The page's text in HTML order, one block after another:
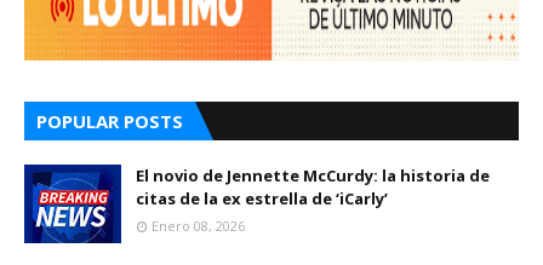
POPULAR POSTS
El novio de Jennette McCurdy: la historia de
citas de la ex estrella de ‘iCarly’
Enero 08, 2026